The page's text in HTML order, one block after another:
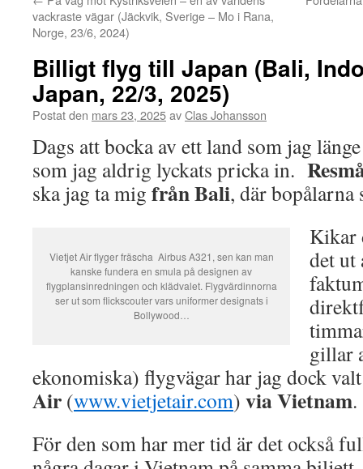
vackraste vägar (Jäckvik, Sverige – Mo i Rana,
Norge, 23/6, 2024)
Billigt flyg till Japan (Bali,
Japan, 22/3, 2025)
Postat den mars 23, 2025avClas Johansson
Dags att bocka av ett land som jag
som jag aldrig lyckats pricka in.
ska jag ta mig från Bali, där
Vietjet Air flyger fräscha Airbus A321, sen kan man
kanske fundera en smula på designen av
flygplansinredningen och klädvalet. Flygvärdinnorna
ser ut som flickscouter vars uniformer designats i
Bollywood…
Kikar
det ut
gillar
ekonomiska) flygvägar har jag dock
Air (www.vietjetair.com) via Vietnam.
För den som har mer tid är det också